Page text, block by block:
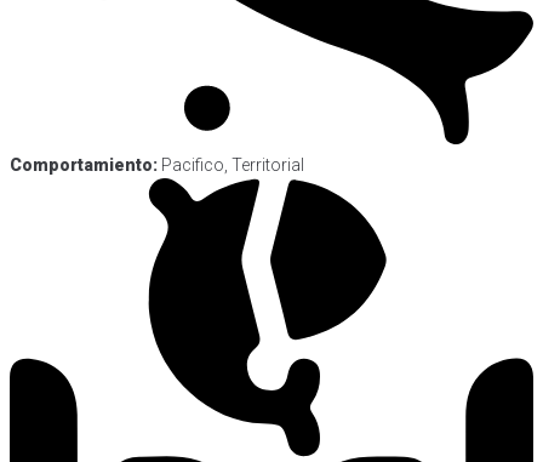
Comportamiento: Pacifico, Territorial